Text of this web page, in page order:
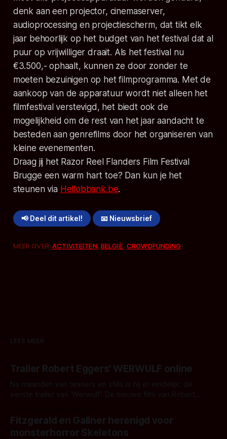
denk aan een projector, cinemaserver,
audioprocessing en projectiescherm, dat tikt elk
jaar behoorlijk op het budget van het festival dat al
puur op vrijwilliger draait. Als het festival nu
€3.500,- ophaalt, kunnen ze door zonder te
moeten bezuinigen op het filmprogramma. Met de
aankoop van de apparatuur wordt niet alleen het
filmfestival verstevigd, het biedt ook de
mogelijkheid om de rest van het jaar aandacht te
besteden aan genrefilms door het organiseren van
kleine evenementen.
Draag jij het Razor Reel Flanders Film Festival
Brugge een warm hart toe? Dan kun je het
steunen via Hellobbank.be.
📢 Deel dit artikel! 📧 Nieuwsbrief
MEER OVER:ACTIVITEITEN, BELGIË,CROWDFUNDING
LEES MEER
Trailer Robert Eggers' WERWULF online
Na maanden van teasers en stills is hij er eindelijk: de
eerste trailer van 'Werwulf'. De nieuwe film van Robert
kille stijl vol folklore en mythe. Het topic deze keer is (kon
het het al raden?)... de weerwolf. Kijk je mee?
Fitzgerald en Gallner herenigd voor
monsterhorror Skeletons